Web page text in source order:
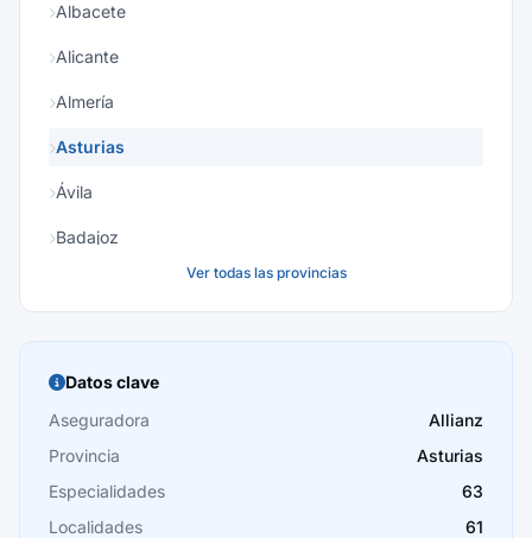
Albacete
Alicante
Almería
Asturias
Ávila
Badajoz
Burgos
Cáceres
Cádiz
Cantabria
Ver todas las provincias
Datos clave
Aseguradora
Allianz
Provincia
Asturias
Especialidades
63
Localidades
61